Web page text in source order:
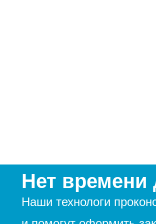
Нет времени
Наши технологи